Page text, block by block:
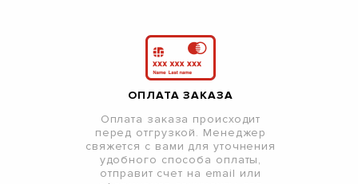
ОПЛАТА ЗАКАЗА
Оплата заказа происходит
перед отгрузкой. Менеджер
свяжется с вами для уточнения
удобного способа оплаты,
отправит счет на email или